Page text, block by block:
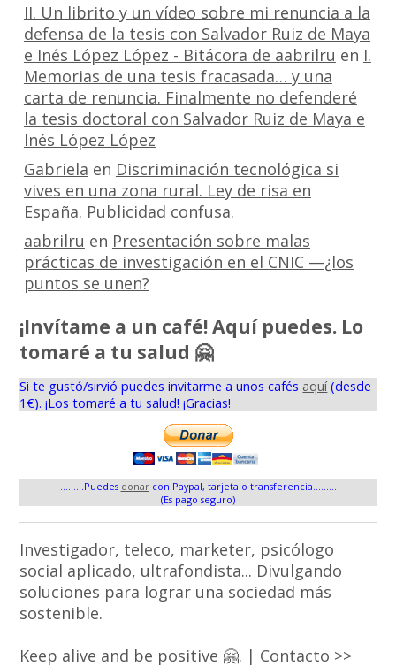
II. Un librito y un vídeo sobre mi renuncia a la
defensa de la tesis con Salvador Ruiz de Maya
e Inés López López - Bitácora de aabrilru en I.
Memorias de una tesis fracasada… y una
carta de renuncia. Finalmente no defenderé
la tesis doctoral con Salvador Ruiz de Maya e
Inés López López
Gabriela en Discriminación tecnológica si
vives en una zona rural. Ley de risa en
España. Publicidad confusa.
aabrilru en Presentación sobre malas
prácticas de investigación en el CNIC —¿los
puntos se unen?
¡Invítame a un café! Aquí puedes. Lo
tomaré a tu salud 🤗
Si te gustó/sirvió puedes invitarme a unos cafés aquí(desde
1€). ¡Los tomaré a tu salud! ¡Gracias!
.........Puedes donarcon Paypal, tarjeta o transferencia.........
(Es pago seguro)
Investigador, teleco, marketer, psicólogo
social aplicado, ultrafondista... Divulgando
soluciones para lograr una sociedad más
sostenible.
Keep alive and be positive 🤗. | Contacto >>